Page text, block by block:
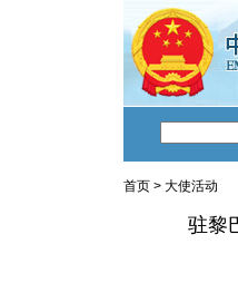
首页 > 大使活动
驻黎